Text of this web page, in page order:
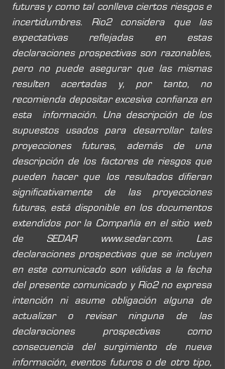
futuras y como tal conlleva ciertos riesgos e
incertidumbres. Rio2 considera que las
expectativas reflejadas en estas
declaraciones prospectivas son razonables,
pero no puede asegurar que las mismas
resulten acertadas y, por tanto, no
recomienda depositar excesiva confianza en
esta
información. Una descripción de los
supuestos usados para desarrollar tales
proyecciones futuras, además de una
descripción de los factores de riesgos que
pueden hacer que los resultados difieran
significativamente de las proyecciones
futuras, está disponible en los documentos
extendidos por la Compañía en el sitio web
de SEDAR www.sedar.com. Las
declaraciones prospectivas que se incluyen
en este comunicado son válidas a la fecha
del presente comunicado y Rio2 no expresa
intención ni asume obligación alguna de
actualizar o revisar ninguna de las
declaraciones prospectivas como
consecuencia del surgimiento de nueva
información, eventos futuros o de otro tipo,